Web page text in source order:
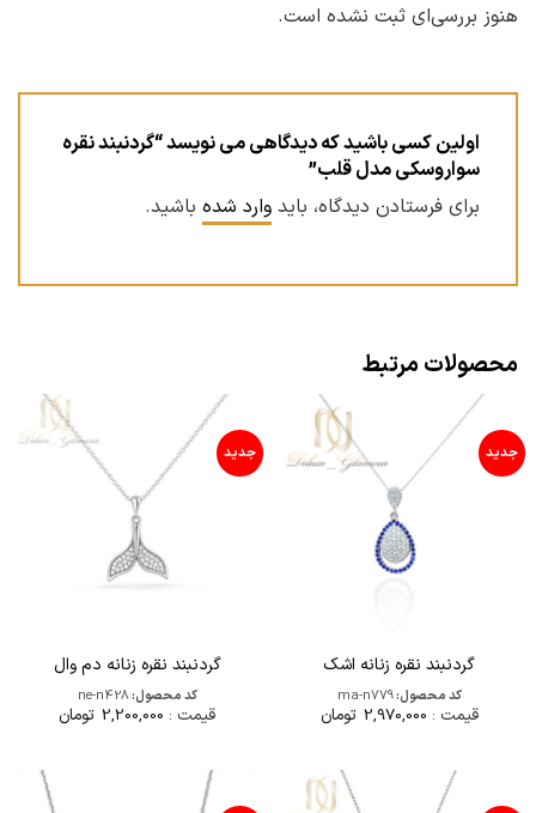
هنوز بررسی‌ای ثبت نشده است.
اولین کسی باشید که دیدگاهی می نویسد “گردنبند نقره
سواروسکی مدل قلب”
برای فرستادن دیدگاه، باید وارد شده باشید.
محصولات مرتبط
جدید
گردنبند نقره زنانه اشک
کد محصول:ma-n779
قیمت : 2,970,000 تومان
جدید
گردنبند نقره زنانه دم وال
کد محصول:ne-n428
قیمت : 2,200,000 تومان